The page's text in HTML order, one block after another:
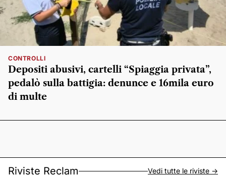
CONTROLLI
Depositi abusivi, cartelli “Spiaggia privata”,
pedalò sulla battigia: denunce e 16mila euro
di multe
Riviste Reclam Vedi tutte le riviste ->